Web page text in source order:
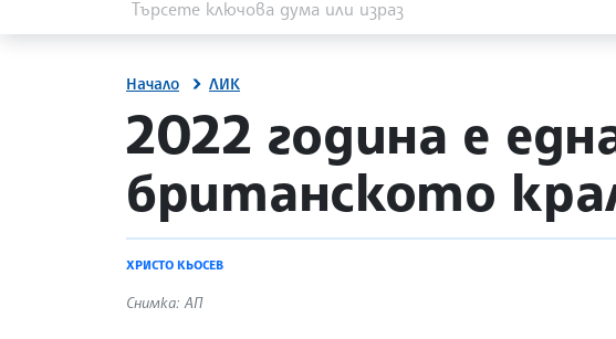
Начало ЛИК
site.bta
2022 година е
британското
ХРИСТО КЬОСЕВ
Снимка: АП